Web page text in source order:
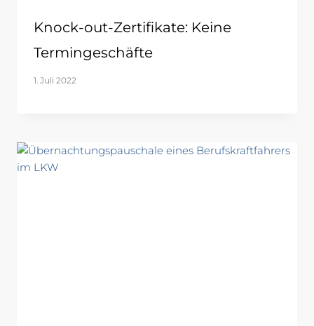
Knock-out-Zertifikate: Keine
Termingeschäfte
1. Juli 2022